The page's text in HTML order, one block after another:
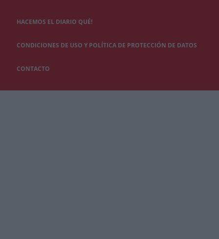
HACEMOS EL DIARIO QUÉ!
CONDICIONES DE USO Y POLÍTICA DE PROTECCIÓN DE DATOS
CONTACTO